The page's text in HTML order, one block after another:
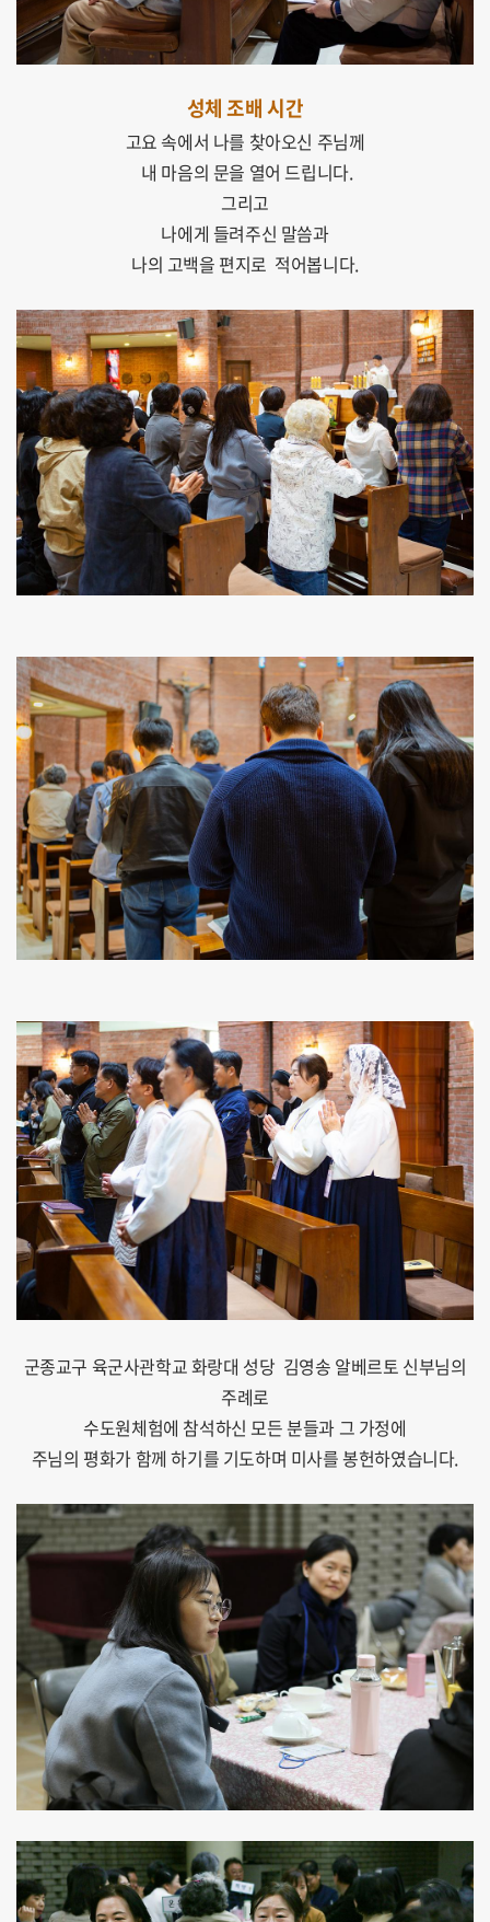
성체 조배 시간
고요 속에서 나를 찾아오신 주님께
내 마음의 문을 열어 드립니다.
그리고
나에게 들려주신 말씀과
나의 고백을 편지로 적어봅니다.
군종교구 육군사관학교 화랑대 성당 김영송 알베르토 신부님의
주례로
수도원체험에 참석하신 모든 분들과 그 가정에
주님의 평화가 함께 하기를 기도하며 미사를 봉헌하였습니다.